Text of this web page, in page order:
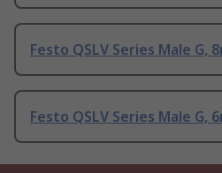
Festo QSLV Series Male G,
Festo QSLV Series Male G,